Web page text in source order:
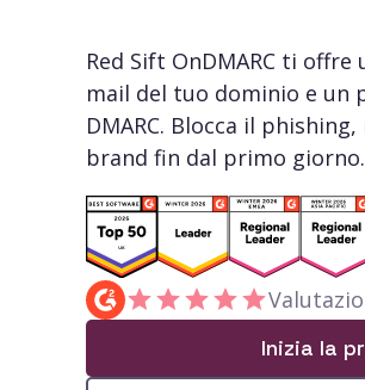
Red Sift OnDMARC ti
mail del tuo dominio e un
DMARC. Blocca il
brand fin dal primo giorno.
Inizia la